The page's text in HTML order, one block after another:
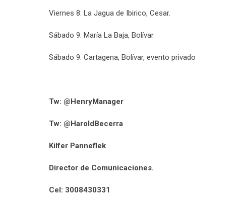
Viernes 8: La Jagua de Ibirico, Cesar.
Sábado 9: María La Baja, Bolívar.
Sábado 9: Cartagena, Bolívar, evento privado
Tw: @HenryManager
Tw: @HaroldBecerra
Kilfer Panneflek
Director de Comunicaciones.
Cel: 3008430331